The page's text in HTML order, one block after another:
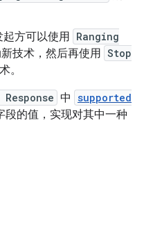
起方可以使用 Ranging
技术，然后再使用 Stop
。
中 supported
段的值，实现对其中一种